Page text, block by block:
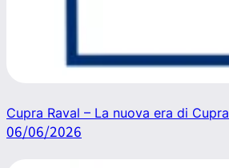
Cupra Raval – La nuova era di Cupra
06/06/2026